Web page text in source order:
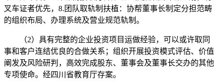
叉车证者优先，8.团队取轨制扶植：协帮董事长制定分担范畴
的组织布局、办理系统及营业规范轨制。
（2）具有完整的企业投资项目运做经验，可以或许取同
事和客户连结优良的合做关系；组织开展投资模式评估、价值
阐发及风险研判，高效完成股东、董事会及董事长交办的其他
专项使命。经四川省教育厅存案。